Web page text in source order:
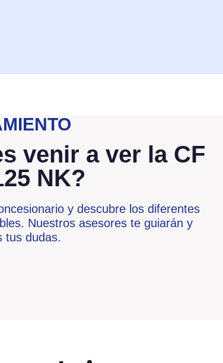
venir a ver la CF
NK?
y descubre los diferentes
Nuestros asesores te guiarán y
tus dudas.